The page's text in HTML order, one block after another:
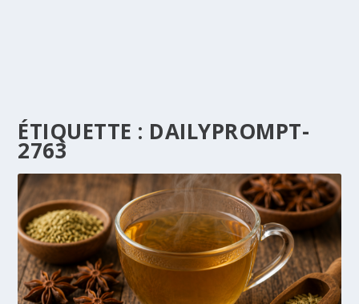
ÉTIQUETTE : DAILYPROMPT-
2763